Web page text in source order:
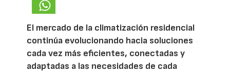
El mercado de la climatización residencial
continúa evolucionando hacia soluciones
cada vez más eficientes, conectadas y
adaptadas a las necesidades de cada